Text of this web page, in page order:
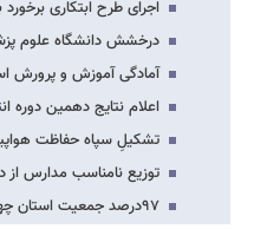
اجرای طرح ابتکاری
درخشش دانشگاه علوم
آمادگی آموزش و پرورش
اعلام نتایج دهمین دوره
تشکیلِ سپاه حفاظت
توزیع نامناسب مدارس از
۹۷درصد جمعیت استان چهارمحال وبختیاری با سواد هستند